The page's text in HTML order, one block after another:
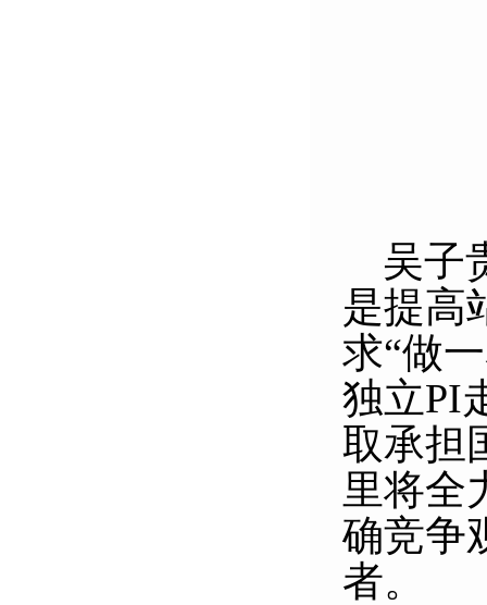
吴子
是提高
求“做
独立PI
取承担
里将全
确竞争
者。